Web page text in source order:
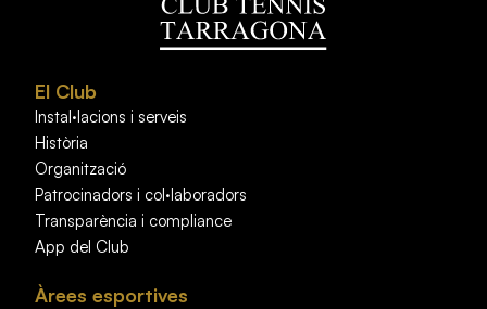
El Club
Instal·lacions i serveis
Història
Organització
Patrocinadors i col·laboradors
Transparència i compliance
App del Club
Àrees esportives